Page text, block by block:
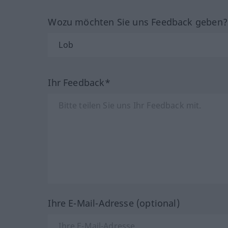
Wozu möchten Sie uns Feedback
Ihr Feedback*
Ihre E-Mail-Adresse (optional)